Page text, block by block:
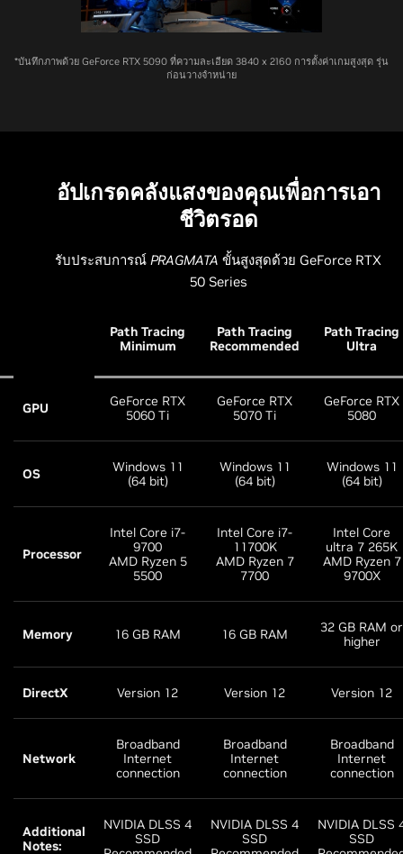
*บันทึกภาพด้วย GeForce RTX 5090 ที่ความละเอียด 3840 x 2160 การตั้งค่าเกมสูงสุด รุ่น
ก่อนวางจำหน่าย
อัปเกรดคลังแสงของคุณเพื่อการเอา
ชีวิตรอด
รับประสบการณ์PRAGMATA ขั้นสูงสุดด้วย GeForce RTX
50 Series
Path Tracing
Minimum
Path Tracing
Recommended
Path Tracing
Ultra
GPU
GeForce RTX
5060 Ti
GeForce RTX
5070 Ti
GeForce RTX
5080
OS
Windows 11
(64 bit)
Windows 11
(64 bit)
Windows 11
(64 bit)
Processor
Intel Core i7-
9700
AMD Ryzen 5
5500
Intel Core i7-
11700K
AMD Ryzen 7
7700
Intel Core
ultra 7 265K
AMD Ryzen 7
9700X
Memory 16 GB RAM 16 GB RAM
32 GB RAM or
higher
DirectX Version 12 Version 12 Version 12
Network
Broadband
Internet
connection
Broadband
Internet
connection
Broadband
Internet
connection
Additional
Notes:
NVIDIA DLSS 4
SSD
NVIDIA DLSS 4
SSD
NVIDIA DLSS
SSD